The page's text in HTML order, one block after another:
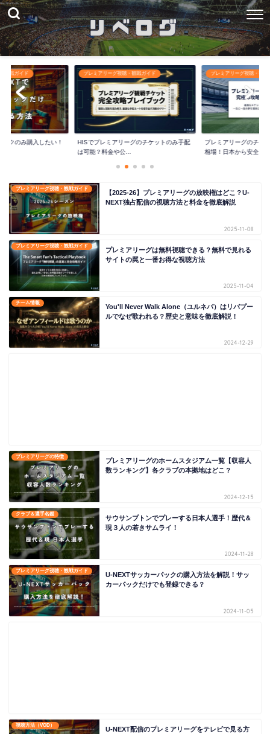
観戦ガイド
クのみ購入したい！
プレミアリーグ視聴・観戦ガイド
HISでプレミアリーグのチケットのみ手配
は可能？料金や公...
プレミアリーグ視聴・観戦
プレミアリーグのチケ
相場！日本から安全...
プレミアリーグ視聴・観戦ガイド
【2025-26】プレミアリーグの放映権はどこ？U-
NEXT独占配信の視聴方法と料金を徹底解説
2025-11-08
プレミアリーグ視聴・観戦ガイド
プレミアリーグは無料視聴できる？無料で見れる
サイトの罠と一番お得な視聴方法
2025-11-04
チーム情報
You'll Never Walk Alone（ユルネバ）はリバプー
ルでなぜ歌われる？歴史と意味を徹底解説！
2024-12-29
プレミアリーグの特徴
プレミアリーグのホームスタジアム一覧【収容人
数ランキング】各クラブの本拠地はどこ？
2024-12-15
クラブ＆選手名鑑
サウサンプトンでプレーする日本人選手！歴代＆
現３人の若きサムライ！
2024-11-28
プレミアリーグ視聴・観戦ガイド
U-NEXTサッカーパックの購入方法を解説！サッ
カーパックだけでも登録できる？
2024-11-05
視聴方法（VOD）
U-NEXT配信のプレミアリーグをテレビで見る方